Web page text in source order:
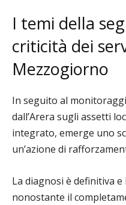
I temi della
criticità dei
Mezzogiorno
In seguito al
dall’Arera sugli assetti
integrato, emerge uno
un’azione di
La diagnosi è definitiva e
nonostante il